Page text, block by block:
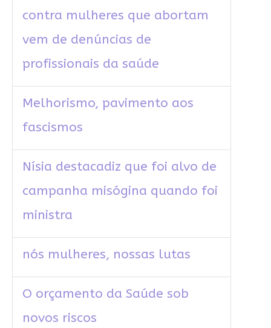
contra mulheres que abortam
vem de denúncias de
profissionais da saúde
Melhorismo, pavimento aos
fascismos
Nísia destacadiz que foi alvo de
campanha misógina quando foi
ministra
nós mulheres, nossas lutas
O orçamento da Saúde sob
novos riscos